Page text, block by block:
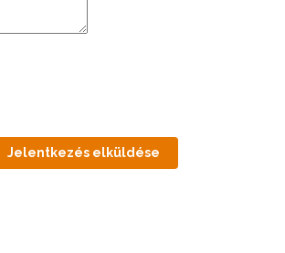
Jelentkezés elküldése